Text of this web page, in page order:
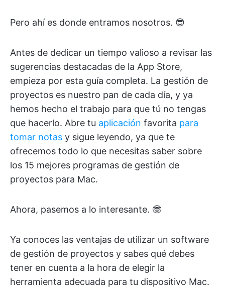
Pero ahí es donde entramos nosotros. 😎
Antes de dedicar un tiempo valioso a revisar las
sugerencias destacadas de la App Store,
empieza por esta guía completa. La gestión de
proyectos es nuestro pan de cada día, y ya
hemos hecho el trabajo para que tú no tengas
que hacerlo. Abre tu aplicación favorita para
tomar notas y sigue leyendo, ya que te
ofrecemos todo lo que necesitas saber sobre
los 15 mejores programas de gestión de
proyectos para Mac.
Ahora, pasemos a lo interesante. 🤓
Ya conoces las ventajas de utilizar un software
de gestión de proyectos y sabes qué debes
tener en cuenta a la hora de elegir la
herramienta adecuada para tu dispositivo Mac.